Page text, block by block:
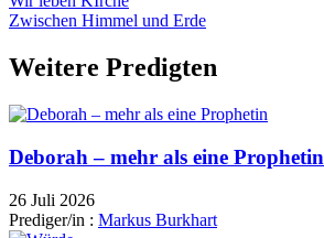
Zwischen Himmel und Erde
Weitere Predigten
Deborah – mehr als eine Prophetin
26 Juli 2026
Prediger/in : Markus Burkhart